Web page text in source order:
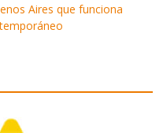
Aires que funciona